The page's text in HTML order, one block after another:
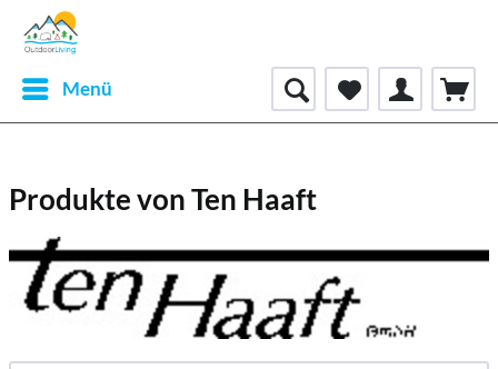
Menü
Produkte von Ten Haaft